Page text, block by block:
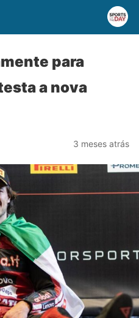
para
a nova
3 meses atrás